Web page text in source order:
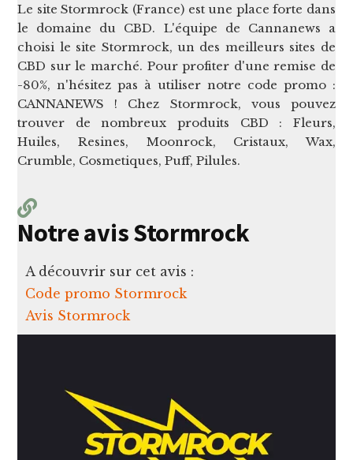
Le site Stormrock (France) est une place forte dans
le domaine du CBD. L'équipe de Cannanews a
choisi le site Stormrock, un des meilleurs sites de
CBD sur le marché. Pour profiter d'une remise de
-80%, n'hésitez pas à utiliser notre code promo :
CANNANEWS ! Chez Stormrock, vous pouvez
trouver de nombreux produits CBD : Fleurs,
Huiles, Resines, Moonrock, Cristaux, Wax,
Crumble, Cosmetiques, Puff, Pilules.
Notre avis Stormrock
A découvrir sur cet avis :
Code promo Stormrock
Avis Stormrock